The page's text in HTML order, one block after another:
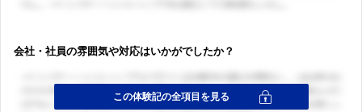
会社・社員の雰囲気や対応はいかがでしたか？